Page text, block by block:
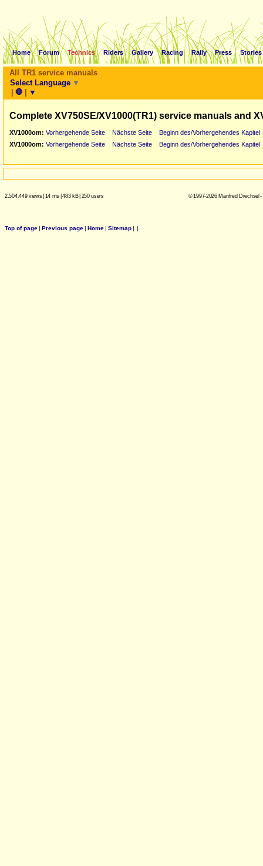
Home Forum Technics Riders Gallery Racing Rally Press Stories
All TR1 service manuals
Select Language ▼
| 🛑 | ▼
Complete XV750SE/XV1000(TR1) service manuals and
XV1000om: Vorhergehende Seite Nächste Seite
Beginn des/Vorhergehendes Kapitel
XV1000om: Vorhergehende Seite Nächste Seite Beginn des/Vorhergehendes Kapitel
2.504.449 views| 14 ms |483 kB| 250 users © 1997-2026 Manfred Drechsel
Top of page| Previous page| Home| Sitemap| |